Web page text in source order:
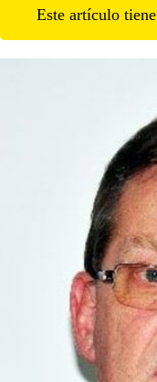
Este artículo tiene